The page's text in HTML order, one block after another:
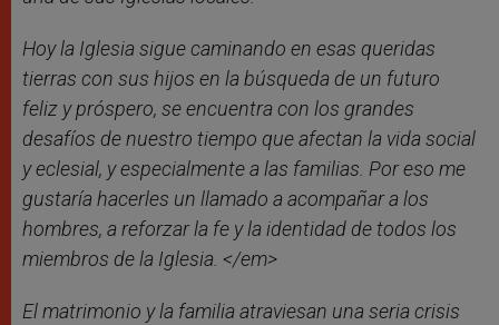
Hoy la Iglesia sigue caminando en esas queridas
tierras con sus hijos en la búsqueda de un futuro
feliz y próspero, se encuentra con los grandes
desafíos de nuestro tiempo que afectan la vida social
y eclesial, y especialmente a las familias. Por eso me
gustaría hacerles un llamado a acompañar a los
hombres, a reforzar la fe y la identidad de todos los
miembros de la Iglesia. </em>
El matrimonio y la familia atraviesan una seria crisis